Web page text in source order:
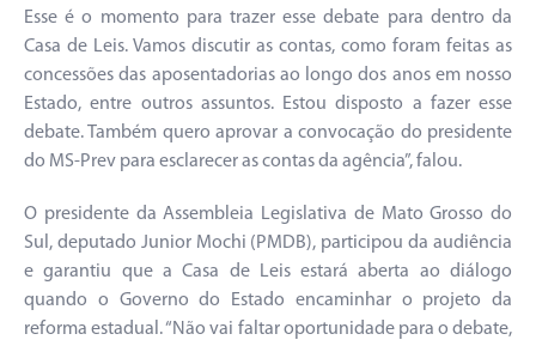
Esse é o momento para trazer esse debate para dentro da
Casa de Leis. Vamos discutir as contas, como foram feitas as
concessões das aposentadorias ao longo dos anos em nosso
Estado, entre outros assuntos. Estou disposto a fazer esse
debate. Também quero aprovar a convocação do presidente
do MS-Prev para esclarecer as contas da agência”, falou.
O presidente da Assembleia Legislativa de Mato Grosso do
Sul, deputado Junior Mochi (PMDB), participou da audiência
e garantiu que a Casa de Leis estará aberta ao diálogo
quando o Governo do Estado encaminhar o projeto da
reforma estadual. “Não vai faltar oportunidade para o debate,